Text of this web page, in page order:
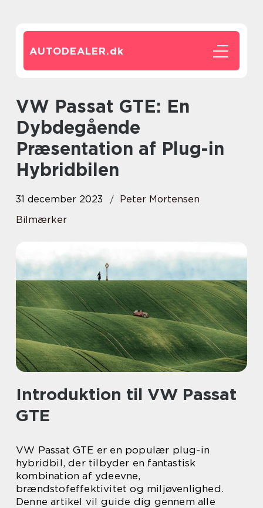
AUTODEALER.dk
VW Passat GTE: En
Dybdegående
Præsentation af Plug-in
Hybridbilen
31 december 2023
Peter Mortensen
Bilmærker
Introduktion til VW Passat
GTE
VW Passat GTE er en populær plug-in
hybridbil, der tilbyder en fantastisk
kombination af ydeevne,
brændstofeffektivitet og miljøvenlighed.
Denne artikel vil guide dig gennem alle